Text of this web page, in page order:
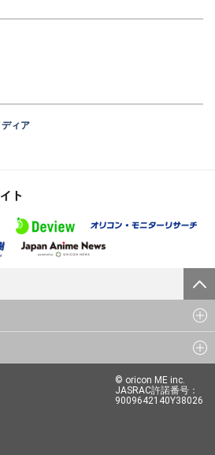
ィア
© oricon ME inc.
JASRAC許諾番号：
9009642140Y38026